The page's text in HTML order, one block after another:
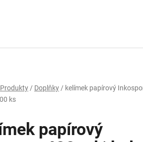
Produkty/ Doplňky/ kelímek papírový
ks
papírový